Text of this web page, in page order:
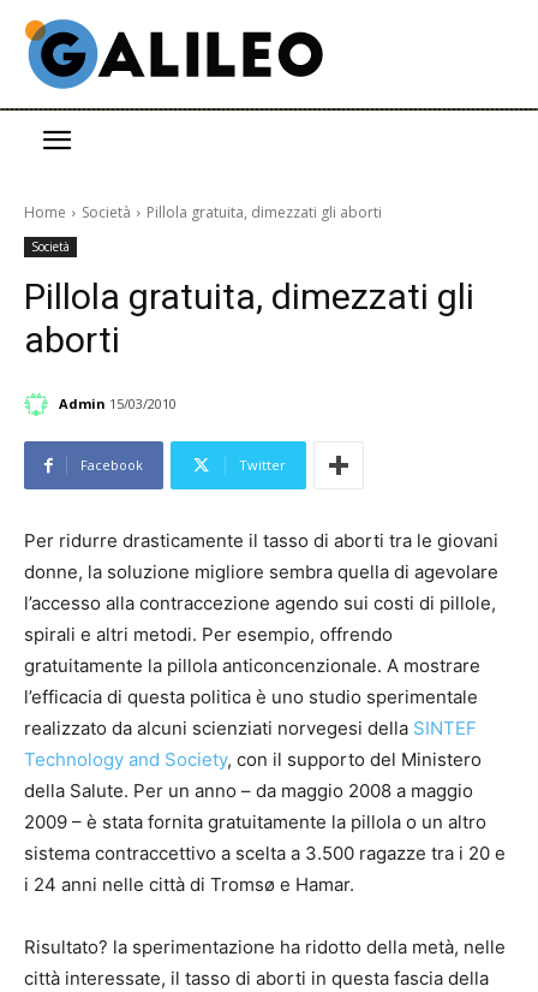
Home Società Pillola gratuita, dimezzati gli aborti
Società
Pillola gratuita, dimezzati gli
aborti
Admin 15/03/2010
Facebook Twitter
Per ridurre drasticamente il tasso di aborti tra le giovani
donne, la soluzione migliore sembra quella di agevolare
l’accesso alla contraccezione agendo sui costi di pillole,
spirali e altri metodi. Per esempio, offrendo
gratuitamente la pillola anticoncenzionale. A mostrare
l’efficacia di questa politica è uno studio sperimentale
realizzato da alcuni scienziati norvegesi della SINTEF
Technology and Society, con il supporto del Ministero
della Salute. Per un anno – da maggio 2008 a maggio
2009 – è stata fornita gratuitamente la pillola o un altro
sistema contraccettivo a scelta a 3.500 ragazze tra i 20 e
i 24 anni nelle città di Tromsø e Hamar.
Risultato? la sperimentazione ha ridotto della metà, nelle
città interessate, il tasso di aborti in questa fascia della